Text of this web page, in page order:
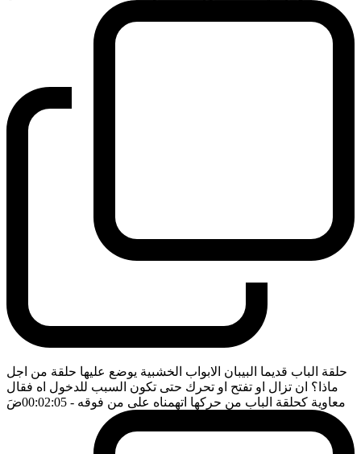
حلقة الباب قديما البيبان الابواب الخشبية يوضع عليها حلقة من اجل
ماذا؟ ان تزال او تفتح او تحرك حتى تكون السبب للدخول اه فقال
معاوية كحلقة الباب من حركها اتهمناه على من فوقه - 00:02:05 ضَ